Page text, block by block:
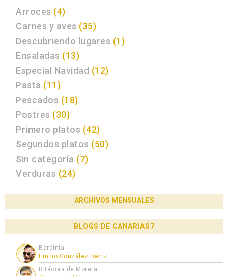
Arroces (4)
Carnes y aves (35)
Descubriendo lugares (1)
Ensaladas (13)
Especial Navidad (12)
Pasta (11)
Pescados (18)
Postres (30)
Primero platos (42)
Segundos platos (50)
Sin categoría (7)
Verduras (24)
ARCHIVOS MENSUALES
BLOGS DE CANARIAS7
Bardinia
Emilio González Déniz
Bitácora de Morera